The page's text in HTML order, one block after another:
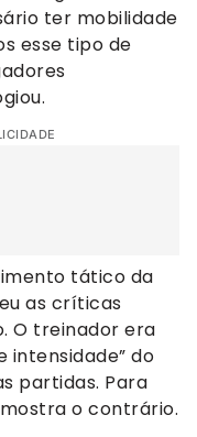
ter mobilidade
esse tipo de
tático da
as críticas
O treinador era
intensidade” do
partidas. Para
o contrário.